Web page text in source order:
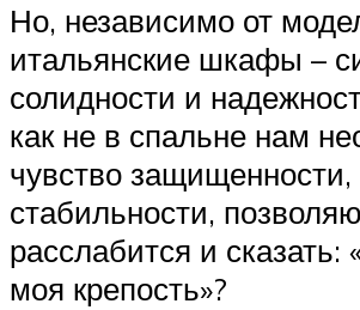
Но, независимо от
итальянские шкафы –
солидности и
как не в спальне нам
чувство защищенности,
стабильности,
расслабится и
моя крепость»?